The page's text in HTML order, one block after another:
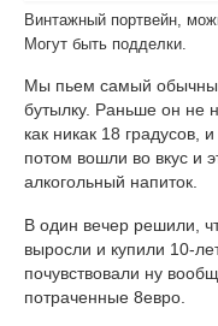
Винтажный портвейн,
Могут быть подделки.
Мы пьем самый
бутылку. Раньше он не
как никак 18 градусов,
потом вошли во вкус и
алкогольный напиток.
В один вечер решили,
выросли и купили 10-
почувствовали ну
потраченные 8евро.